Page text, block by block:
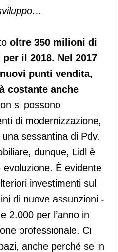
oltre 350 milioni di
il 2018. Nel 2017
punti vendita,
costante anche
si possono
di modernizzazione,
sessantina di Pdv.
dunque, Lidl è
È evidente
investimenti sul
di nuove assunzioni -
2.000 per l’anno in
professionale. Ci
anche perché se in